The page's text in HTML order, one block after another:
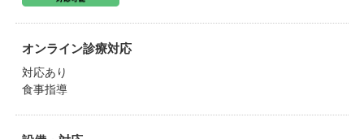
オンライン診療対応
対応あり
食事指導